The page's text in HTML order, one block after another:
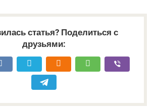
статья? Поделиться с
друзьями: